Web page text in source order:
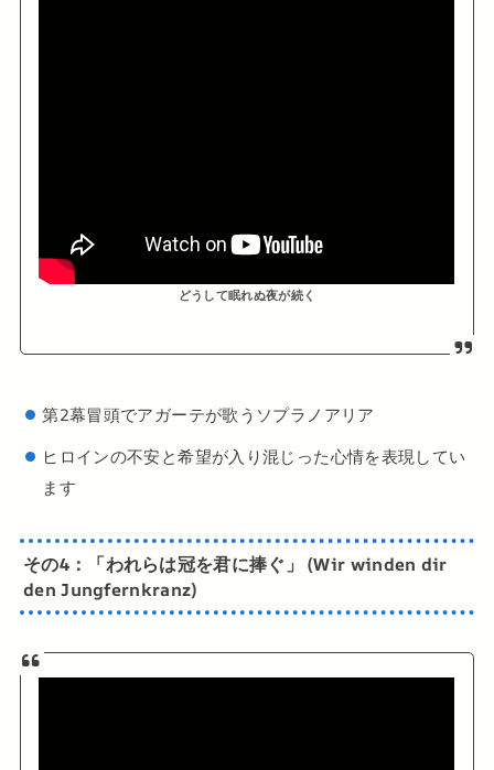
どうして眠れぬ夜が続く
第2幕冒頭でアガーテが歌うソプラノアリア
ヒロインの不安と希望が入り混じった心情を表現してい
ます
その4：
「われらは冠を君に捧ぐ」 (Wir winden dir
den Jungfernkranz)